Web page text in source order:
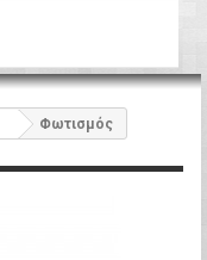
Φωτισμός